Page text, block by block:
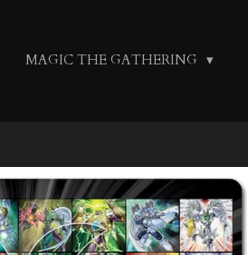
MAGIC THE GATHERING